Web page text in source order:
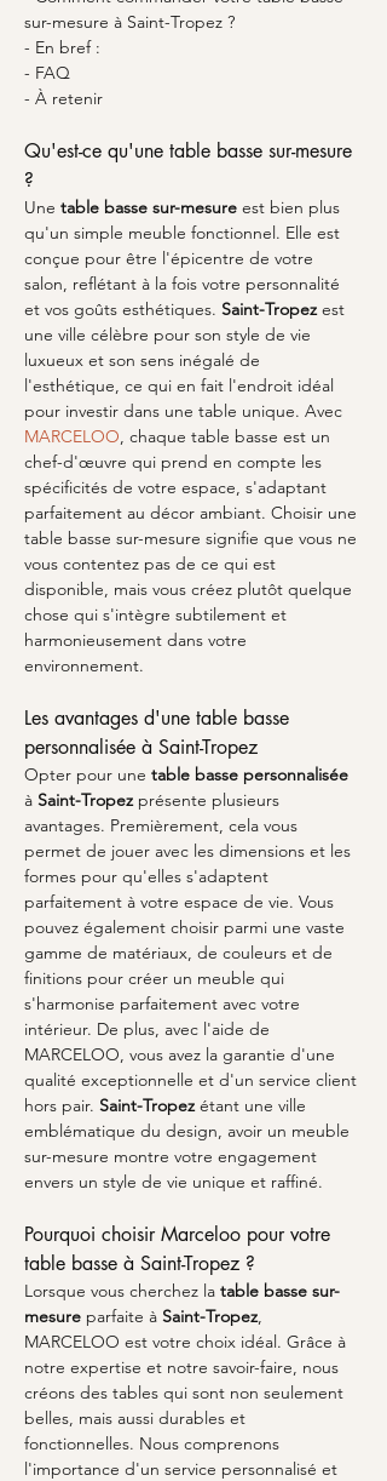
sur-mesure à Saint-Tropez ?
- En bref :
- FAQ
- À retenir
Qu'est-ce qu'une table basse sur-mesure
?
Une table basse sur-mesure est bien plus
qu'un simple meuble fonctionnel. Elle est
conçue pour être l'épicentre de votre
salon, reflétant à la fois votre personnalité
et vos goûts esthétiques. Saint-Tropez est
une ville célèbre pour son style de vie
luxueux et son sens inégalé de
l'esthétique, ce qui en fait l'endroit idéal
pour investir dans une table unique. Avec
MARCELOO, chaque table basse est un
chef-d'œuvre qui prend en compte les
spécificités de votre espace, s'adaptant
parfaitement au décor ambiant. Choisir une
table basse sur-mesure signifie que vous ne
vous contentez pas de ce qui est
disponible, mais vous créez plutôt quelque
chose qui s'intègre subtilement et
harmonieusement dans votre
environnement.
Les avantages d'une table basse
personnalisée à Saint-Tropez
Opter pour une table basse personnalisée
à Saint-Tropez présente plusieurs
avantages. Premièrement, cela vous
permet de jouer avec les dimensions et les
formes pour qu'elles s'adaptent
parfaitement à votre espace de vie. Vous
pouvez également choisir parmi une vaste
gamme de matériaux, de couleurs et de
finitions pour créer un meuble qui
s'harmonise parfaitement avec votre
intérieur. De plus, avec l'aide de
MARCELOO, vous avez la garantie d'une
qualité exceptionnelle et d'un service client
hors pair. Saint-Tropez étant une ville
emblématique du design, avoir un meuble
sur-mesure montre votre engagement
envers un style de vie unique et raffiné.
Pourquoi choisir Marceloo pour votre
table basse à Saint-Tropez ?
Lorsque vous cherchez la table basse sur-
mesure parfaite à Saint-Tropez,
MARCELOO est votre choix idéal. Grâce à
notre expertise et notre savoir-faire, nous
créons des tables qui sont non seulement
belles, mais aussi durables et
fonctionnelles. Nous comprenons
l'importance d'un service personnalisé et